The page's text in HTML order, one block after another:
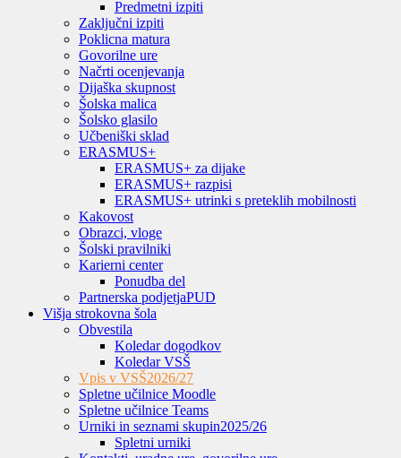
Predmetni izpiti
Zaključni izpiti
Poklicna matura
Govorilne ure
Načrti ocenjevanja
Dijaška skupnost
Šolska malica
Šolsko glasilo
Učbeniški sklad
ERASMUS+
ERASMUS+ za dijake
ERASMUS+ razpisi
ERASMUS+ utrinki s preteklih mobilnosti
Kakovost
Obrazci, vloge
Šolski pravilniki
Karierni center
Ponudba del
Partnerska podjetjaPUD
Višja strokovna šola
Obvestila
Koledar dogodkov
Koledar VSŠ
Vpis v VSŠ2026/27
Spletne učilnice Moodle
Spletne učilnice Teams
Urniki in seznami skupin2025/26
Spletni urniki